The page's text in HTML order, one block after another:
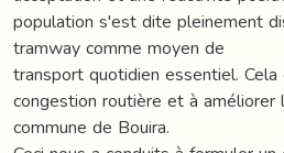
population s'est dite pleinement
tramway comme moyen de
transport quotidien essentiel.
congestion routière et à
commune de Bouira.